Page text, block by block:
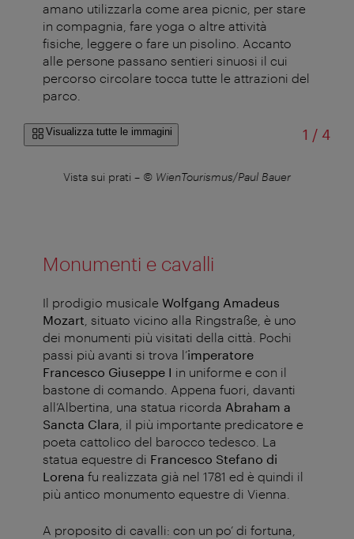
amano utilizzarla come area picnic, per stare
in compagnia, fare yoga o altre attività
fisiche, leggere o fare un pisolino. Accanto
alle persone passano sentieri sinuosi il cui
percorso circolare tocca tutte le attrazioni del
parco.
Visualizza tutte le immagini 1 /di
4
Vista sui prati – © WienTourismus/Paul Bauer
Monumenti e cavalli
Il prodigio musicale Wolfgang Amadeus
Mozart , situato vicino alla Ringstraße, è uno
dei monumenti più visitati della città. Pochi
passi più avanti si trova l’imperatore
Francesco Giuseppe I in uniforme e con il
bastone di comando. Appena fuori, davanti
all’Albertina, una statua ricorda Abraham a
Sancta Clara , il più importante predicatore e
poeta cattolico del barocco tedesco. La
statua equestre di Francesco Stefano di
Lorena fu realizzata già nel 1781 ed è quindi il
più antico monumento equestre di Vienna.
A proposito di cavalli: con un po’ di fortuna,